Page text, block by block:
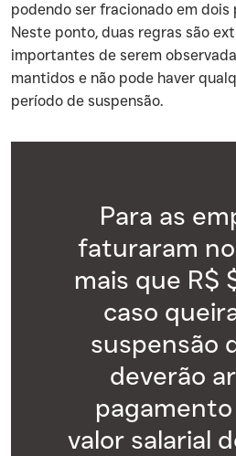
podendo ser fracionado em dois
Neste ponto, duas regras são
importantes de serem
mantidos e não pode haver
período de suspensão.
Para as
faturaram
mais que R$
caso
suspensão
deverão
valor salarial